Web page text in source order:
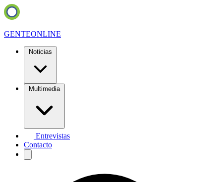
GENTEONLINE
Noticias
Multimedia
Entrevistas
Contacto